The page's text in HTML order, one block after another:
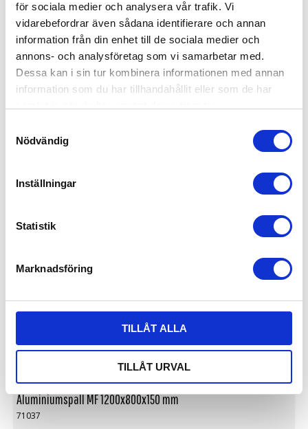
för sociala medier och analysera vår trafik. Vi
vidarebefordrar även sådana identifierare och annan
information från din enhet till de sociala medier och
annons- och analysföretag som vi samarbetar med.
Dessa kan i sin tur kombinera informationen med annan
information som du har tillhandahållit eller som de har
Nödvändig
Inställningar
Statistik
Marknadsföring
TILLÅT ALLA
TILLÅT URVAL
Dimensjon: 1200x800 mm
Høyde: 150 mm
Vekt: 12 kg
Dynamisk belastning: 600 kg
Statisk belastning: 600 kg
Logistikk: 16 stk/palleplasser (120x80x240 cm)
ønsker!
På Forespørsel
Aluminiumspall MF 1200x800x150 mm
71037
ALUMINIUMSPALLER